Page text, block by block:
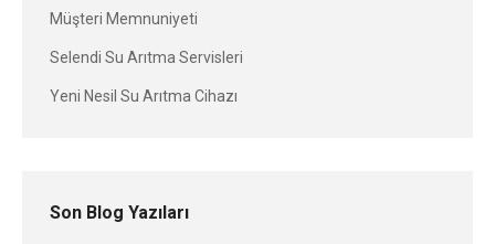
Müşteri Memnuniyeti
Selendi Su Arıtma Servisleri
Yeni Nesil Su Arıtma Cihazı
Son Blog Yazıları